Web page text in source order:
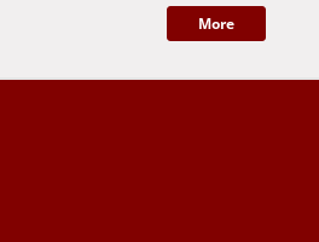
More